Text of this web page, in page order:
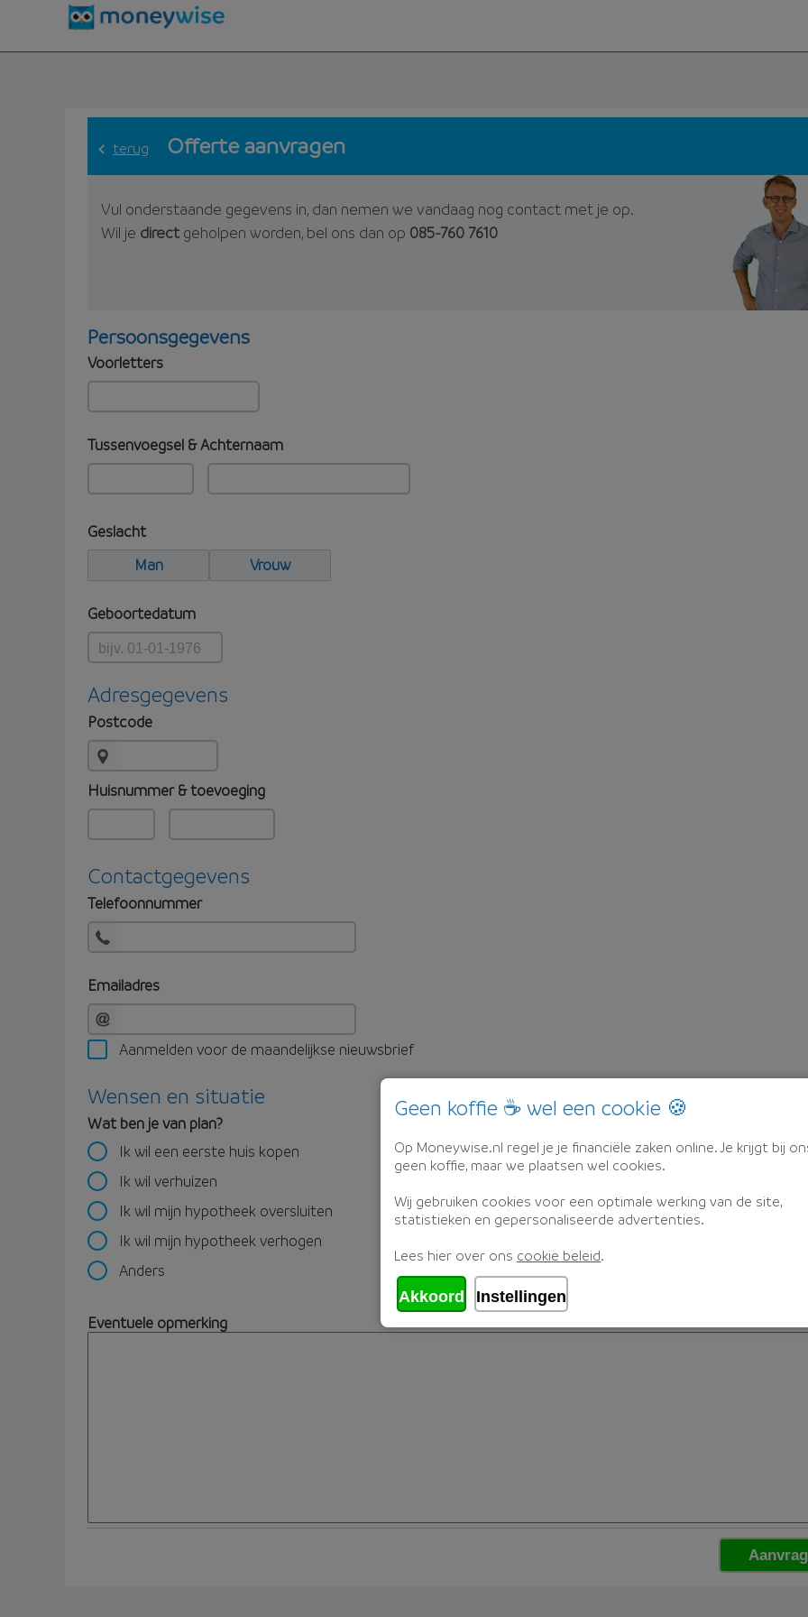
terug Offerte aanvragen
Vul onderstaande gegevens in, dan nemen we vandaag nog contact met je op.
Wil je directgeholpen worden, bel ons dan op 085-760 7610
Persoonsgegevens
Voorletters
Tussenvoegsel & Achternaam
Geslacht
Man
Vrouw
Geboortedatum
Adresgegevens
Postcode
Huisnummer & toevoeging
Contactgegevens
Telefoonnummer
Emailadres
Aanmelden voor de maandelijkse nieuwsbrief
Wensen en situatie
Wat ben je van plan?
Ik wil een eerste huis kopen
Ik wil verhuizen
Ik wil mijn hypotheek oversluiten
Ik wil mijn hypotheek verhogen
Anders
Eventuele opmerking
Geen koffie ☕ wel een cookie 🍪
Op Moneywise.nl regel je je financiële zaken online. Je krijgt bij
geen koffie, maar we plaatsen wel cookies.
Wij gebruiken cookies voor een optimale werking van de site,
statistieken en gepersonaliseerde advertenties.
Lees hier over ons cookie beleid.
Akkoord Instellingen